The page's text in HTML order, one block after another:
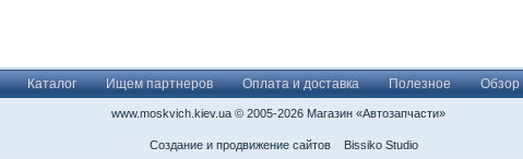
Каталог Ищем партнеров Оплата и доставка Полезное Обзор
www.moskvich.kiev.ua © 2005-2026 Магазин «Автозапчасти»
Создание и продвижение сайтов Bissiko Studio